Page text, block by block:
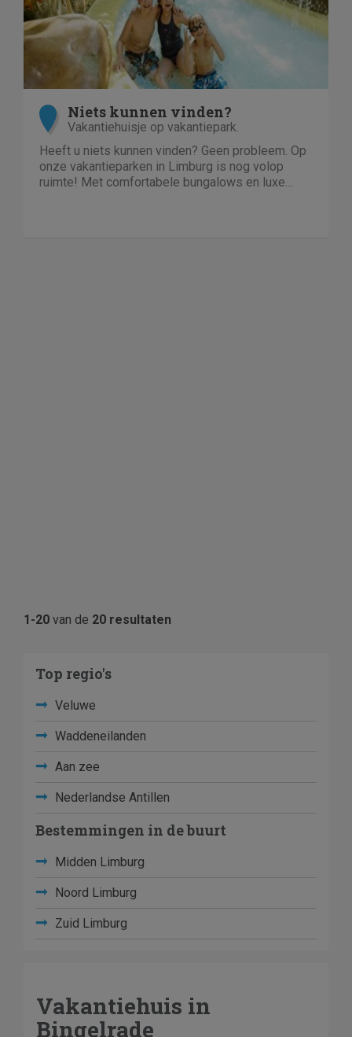
Niets kunnen vinden?
Vakantiehuisje op vakantiepark.
Heeft u niets kunnen vinden? Geen probleem. Op
onze vakantieparken in Limburg is nog volop
ruimte! Met comfortabele bungalows en luxe
1-20 van de 20 resultaten
Top regio's
Veluwe
Waddeneilanden
Aan zee
Nederlandse Antillen
Bestemmingen in de buurt
Midden Limburg
Noord Limburg
Zuid Limburg
Vakantiehuis in
Bingelrade